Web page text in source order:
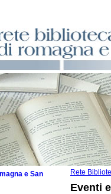
Rete
Eventi
e San